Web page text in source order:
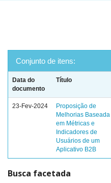
Conjunto de itens:
Data do
documento
Título
23-Fev-2024
Proposição de
Melhorias Baseada
em Métricas e
Indicadores de
Usuários de um
Aplicativo B2B
Busca facetada